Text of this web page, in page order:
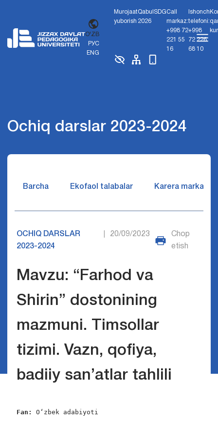
O'ZB
РУС
ENG
Murojaat
yuborish
Qabul
2026
SDGCall
markaz:
+998 72
221 55
16
Ishonch
telefoni:
+998
72 226
68 10
Ochiq darslar 2023-2024
Barcha Ekofaol talabalar Karera markazi
OCHIQ DARSLAR
2023-2024
20/09/2023
Chop
etish
Mavzu: “Farhod va
Shirin” dostonining
mazmuni. Timsollar
tizimi. Vazn, qofiya,
badiiy san’atlar tahlili
Fan: Oʻzbek adabiyoti